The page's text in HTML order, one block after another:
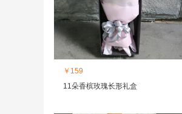
￥159
11朵香槟玫瑰长形礼盒